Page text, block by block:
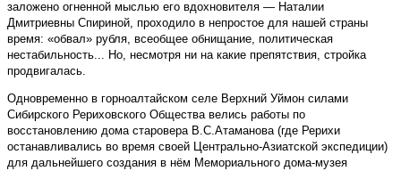
заложено огненной мыслью его вдохновителя — Наталии
Дмитриевны Спириной, проходило в непростое для нашей страны
время: «обвал» рубля, всеобщее обнищание, политическая
нестабильность... Но, несмотря ни на какие препятствия, стройка
продвигалась.
Одновременно в горноалтайском селе Верхний Уймон силами
Сибирского Рериховского Общества велись работы по
восстановлению дома старовера В.С.Атаманова (где Рерихи
останавливались во время своей Центрально-Азиатской экспедиции)
для дальнейшего создания в нём Мемориального дома-музея